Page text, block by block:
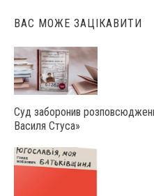
ВАС МОЖЕ ЗАЦІКАВИТИ
Суд заборонив
Василя Стуса»